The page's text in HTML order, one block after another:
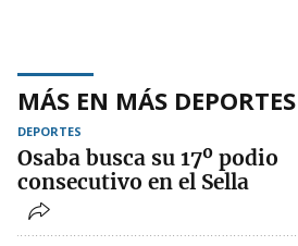
MÁS EN MÁS DEPORTES
DEPORTES
Osaba busca su 17º podio
consecutivo en el Sella